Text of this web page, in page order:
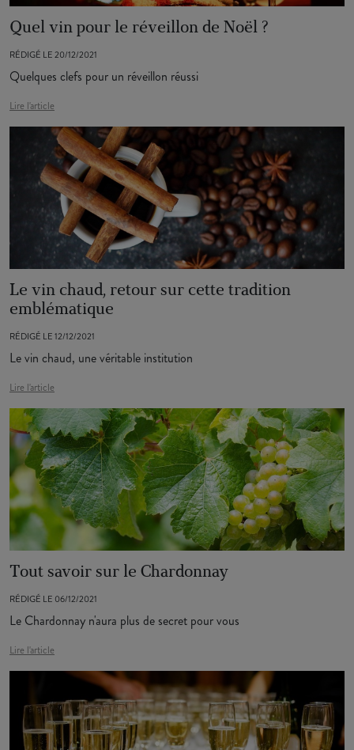
Quel vin pour le réveillon de Noël ?
RÉDIGÉ LE 20/12/2021
Quelques clefs pour un réveillon réussi
Lire l'article
Le vin chaud, retour sur cette tradition
emblématique
RÉDIGÉ LE 12/12/2021
Le vin chaud, une véritable institution
Lire l'article
Tout savoir sur le Chardonnay
RÉDIGÉ LE 06/12/2021
Le Chardonnay n'aura plus de secret pour vous
Lire l'article